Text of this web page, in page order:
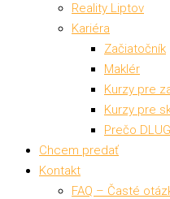
Reality Liptov
Kariéra
Začiatočník
Maklér
Kurzy pre
Kurzy pre
Prečo
Chcem predať
Kontakt
FAQ – Časté